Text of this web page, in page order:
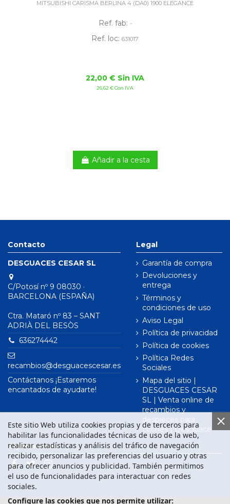
MITSUBISHI CARISMA BERLINA 4 (DA0) 1900 ELEGANCE
Ref. fab: -
Ref. loc: 631017
22,00 € Sin IVA
26,62 € Con IVA
Añadir a la cesta
Contacto
DESGUACES CESAR SL
C/Potosí nº 9 08030 ·
BARCELONA (ESPAÑA)
Ctra. Mataró nº 83 – SANT
ADRIÀ DEL BESÒS
636274442
recambios@desguacescesar.es
Contáctanos ¡Estaremos
encantados de ayudarte!
Legal
Garantía de compra
Devoluciones y
entrega
Términos y
condiciones de uso
Aviso Legal
Política de privacidad
Política de cookies
Política Redes
Sociales
Mapa del sitio |
DESGUACES CESAR
SL | Venta online de
recambios y
despieces para
coches | Desguace
Este sitio Web utiliza cookies propias y de terceros para
habilitar las funcionalidades técnicas de uso de la web,
realizar estadísticas y análisis del tráfico de navegación
recibido, personalizar las preferencias del usuario y otras
para ofrecer anuncios y publicidad. También permitimos
el uso de funcionalidades para interactuar con redes
sociales.
Configure las cookies que nos permite utilizar:
Síguenos en